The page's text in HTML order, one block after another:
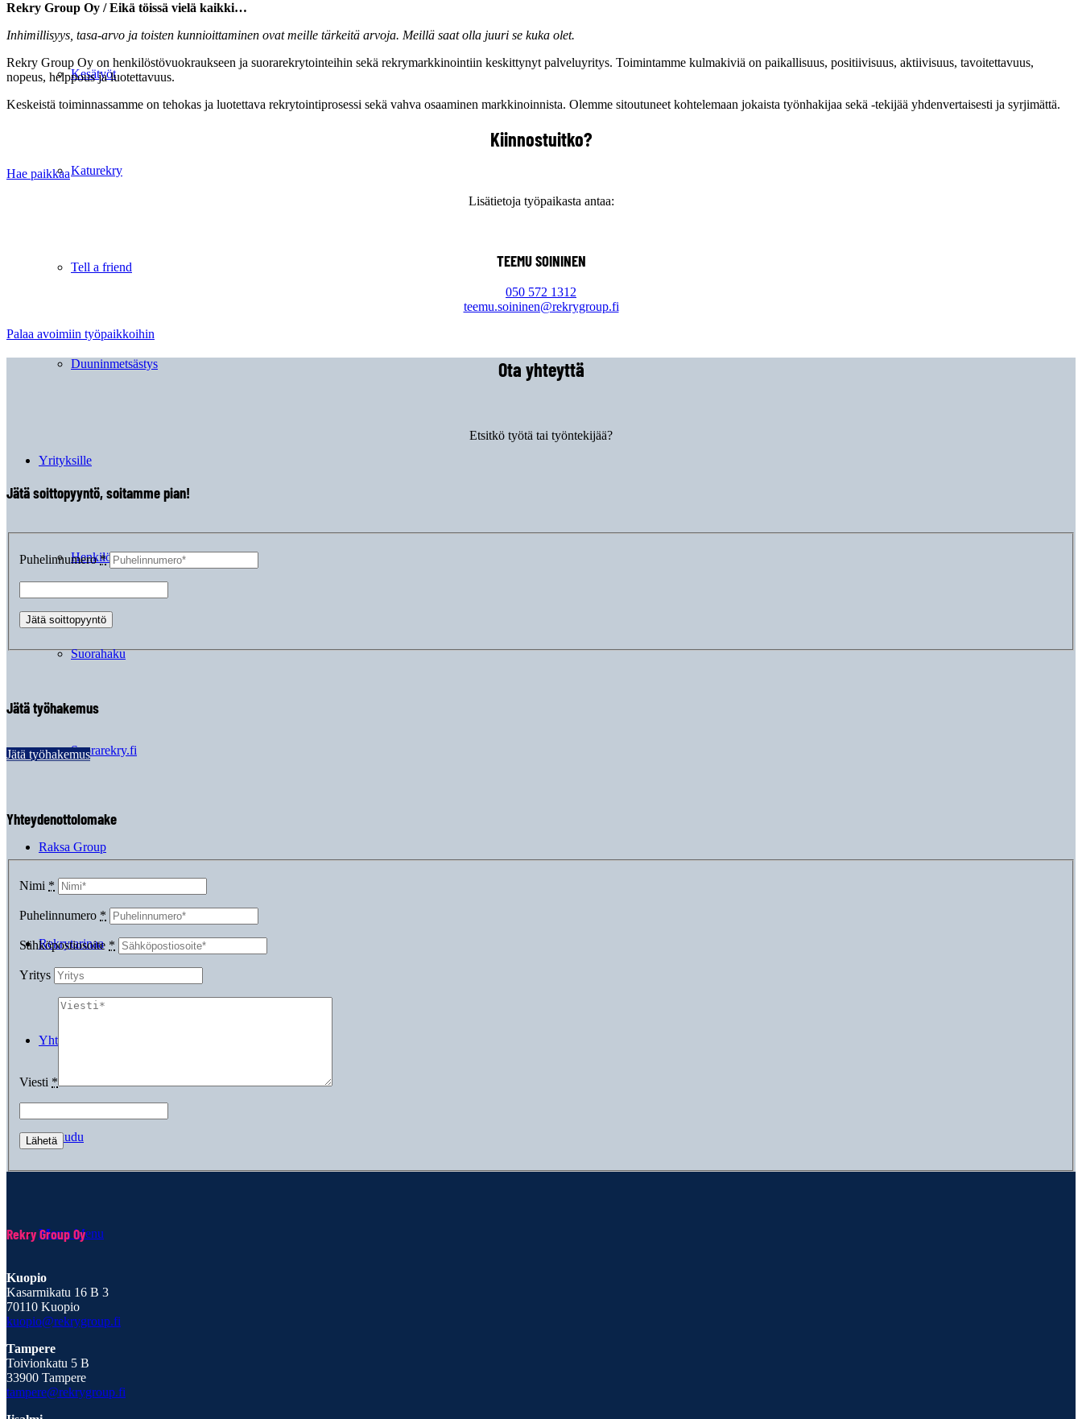
Kesätyöt
Katurekry
Tell a friend
Duuninmetsästys
Yrityksille
Henkilöstövuokraus
Suorahaku
Suorarekry.fi
Raksa Group
Rekrytarinaa
Yhteystiedot
Kirjaudu
Menu Menu
Rekry Group Oy / Eikä töissä vielä kaikki…
Inhimillisyys, tasa-arvo ja toisten kunnioittaminen ovat meille tärkeitä arvoja. Meillä saat olla juuri se kuka olet.
Rekry Group Oy on henkilöstövuokraukseen ja suorarekrytointeihin sekä rekrymarkkinointiin keskittynyt palveluyritys. Toimintamme kulmakiviä on paikallisuus, positiivisuus, aktiivisuus, tavoitettavuus,
nopeus, helppous ja luotettavuus.
Keskeistä toiminnassamme on tehokas ja luotettava rekrytointiprosessi sekä vahva osaaminen markkinoinnista. Olemme sitoutuneet kohtelemaan jokaista työnhakijaa sekä -tekijää yhdenvertaisesti ja syrjimättä.
Kiinnostuitko?
Hae paikkaa
Lisätietoja työpaikasta antaa:
TEEMU SOININEN
050 572 1312
teemu.soininen@rekrygroup.fi
Palaa avoimiin työpaikkoihin
Ota yhteyttä
Etsitkö työtä tai työntekijää?
Jätä soittopyyntö, soitamme pian!
Puhelinnumero*
Jätä työhakemus
Jätä työhakemus
Yhteydenottolomake
Nimi *
Puhelinnumero *
Sähköpostiosoite *
Yritys
Viesti *
Rekry Group Oy
Kuopio
Kasarmikatu 16 B 3
70110 Kuopio
kuopio@rekrygroup.fi
Tampere
Toivionkatu 5 B
33900 Tampere
tampere@rekrygroup.fi